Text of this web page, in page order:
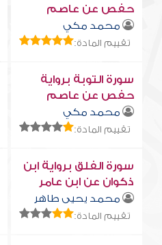
حفص عن عاصم
محمد مكي
تقييم المادة:
سورة التوبة برواية
حفص عن عاصم
محمد مكي
تقييم المادة:
سورة الفلق برواية ابن
ذكوان عن ابن عامر
محمد يحيى طاهر
تقييم المادة: